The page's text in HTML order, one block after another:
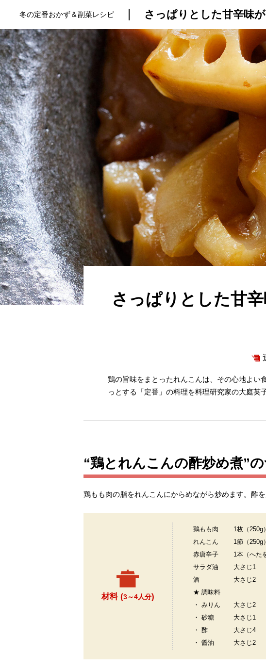
トップ
冬の定番おかず＆副菜レシピ さっぱりとした甘辛味
さっぱりとした甘
鶏の旨味をまとったれんこんは、その心地よい
っとする「定番」の料理を料理研究家の大庭英
“鶏とれんこんの酢炒め煮”
鶏もも肉の脂をれんこんにからめながら炒めます。酢
材料 (3～4人分)
鶏もも肉
1枚（250g）
れんこん
1節（250g）
赤唐辛子
1本（へた
サラダ油
大さじ1
酒
大さじ2
★ 調味料
・ みりん
大さじ2
・ 砂糖
大さじ1
・ 酢
大さじ4
・ 醤油
大さじ2